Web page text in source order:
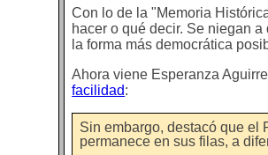
Con lo de la "Memoria
hacer o qué decir. Se niegan
la forma más democrática
Ahora viene Esperanza
facilidad:
Sin embargo, destacó que el
permanece en sus filas, a